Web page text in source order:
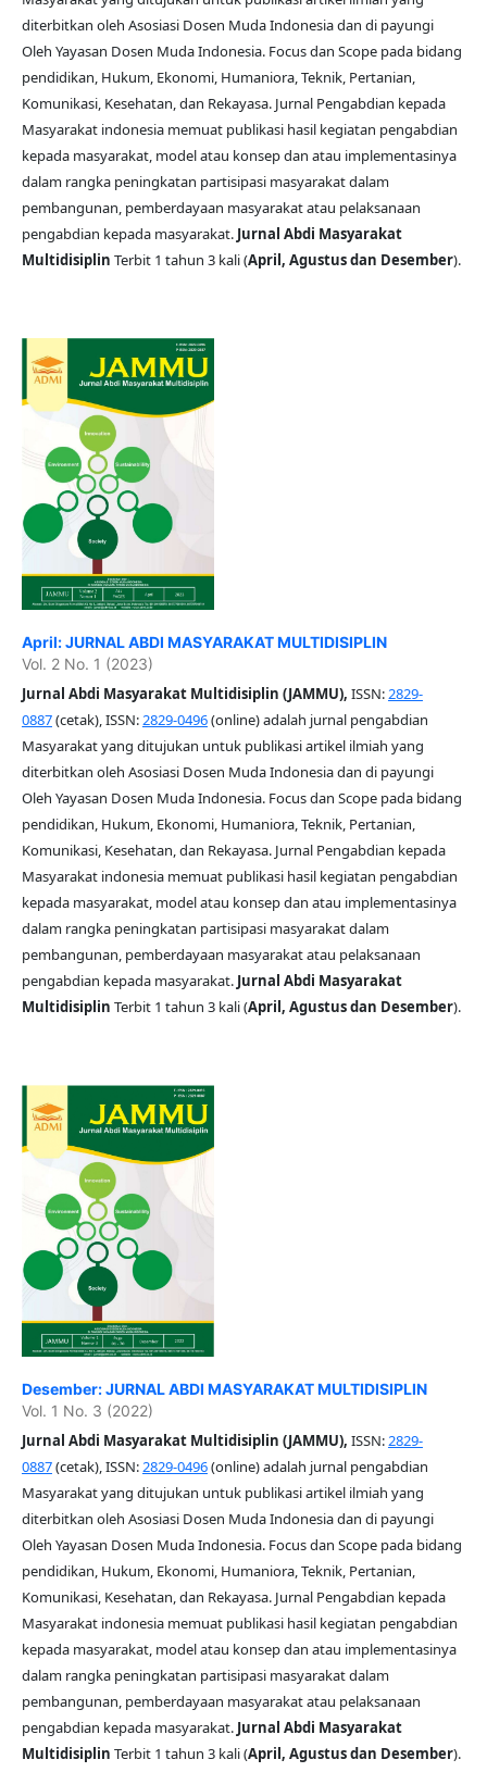
diterbitkan oleh Asosiasi Dosen Muda Indonesia dan di payungi
Oleh Yayasan Dosen Muda Indonesia. Focus dan Scope pada bidang
pendidikan, Hukum, Ekonomi, Humaniora, Teknik, Pertanian,
Komunikasi, Kesehatan, dan Rekayasa. Jurnal Pengabdian kepada
Masyarakat indonesia memuat publikasi hasil kegiatan pengabdian
kepada masyarakat, model atau konsep dan atau implementasinya
dalam rangka peningkatan partisipasi masyarakat dalam
pembangunan, pemberdayaan masyarakat atau pelaksanaan
pengabdian kepada masyarakat. Jurnal Abdi Masyarakat
Multidisiplin Terbit 1 tahun 3 kali (April, Agustus dan Desember).
April: JURNAL ABDI MASYARAKAT MULTIDISIPLIN
Vol. 2 No. 1 (2023)
Jurnal Abdi Masyarakat Multidisiplin (JAMMU), ISSN:2829-
0887(cetak), ISSN:2829-0496(online) adalah jurnal pengabdian
Masyarakat yang ditujukan untuk publikasi artikel ilmiah yang
diterbitkan oleh Asosiasi Dosen Muda Indonesia dan di payungi
Oleh Yayasan Dosen Muda Indonesia. Focus dan Scope pada bidang
pendidikan, Hukum, Ekonomi, Humaniora, Teknik, Pertanian,
Komunikasi, Kesehatan, dan Rekayasa. Jurnal Pengabdian kepada
Masyarakat indonesia memuat publikasi hasil kegiatan pengabdian
kepada masyarakat, model atau konsep dan atau implementasinya
dalam rangka peningkatan partisipasi masyarakat dalam
pembangunan, pemberdayaan masyarakat atau pelaksanaan
pengabdian kepada masyarakat. Jurnal Abdi Masyarakat
Multidisiplin Terbit 1 tahun 3 kali (April, Agustus dan Desember).
Desember: JURNAL ABDI MASYARAKAT MULTIDISIPLIN
Vol. 1 No. 3 (2022)
Jurnal Abdi Masyarakat Multidisiplin (JAMMU), ISSN:2829-
0887(cetak), ISSN:2829-0496(online) adalah jurnal pengabdian
Masyarakat yang ditujukan untuk publikasi artikel ilmiah yang
diterbitkan oleh Asosiasi Dosen Muda Indonesia dan di payungi
Oleh Yayasan Dosen Muda Indonesia. Focus dan Scope pada bidang
pendidikan, Hukum, Ekonomi, Humaniora, Teknik, Pertanian,
Komunikasi, Kesehatan, dan Rekayasa. Jurnal Pengabdian kepada
Masyarakat indonesia memuat publikasi hasil kegiatan pengabdian
kepada masyarakat, model atau konsep dan atau implementasinya
dalam rangka peningkatan partisipasi masyarakat dalam
pembangunan, pemberdayaan masyarakat atau pelaksanaan
pengabdian kepada masyarakat. Jurnal Abdi Masyarakat
Multidisiplin Terbit 1 tahun 3 kali (April, Agustus dan Desember).